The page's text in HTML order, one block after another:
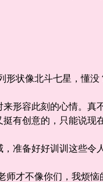
状像北斗七星，懂没
容此刻的心情。真
有创意的，只能说现
备好好训训这些令人
才不像你们，我烦恼